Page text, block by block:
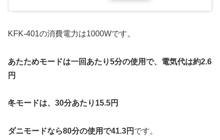
KFK-401の消費電力は1000Wです。
あたためモードは一回あたり5分の使用で、電気代は約2.6
円
冬モードは、30分あたり15.5円
ダニモードなら80分の使用で41.3円 です。